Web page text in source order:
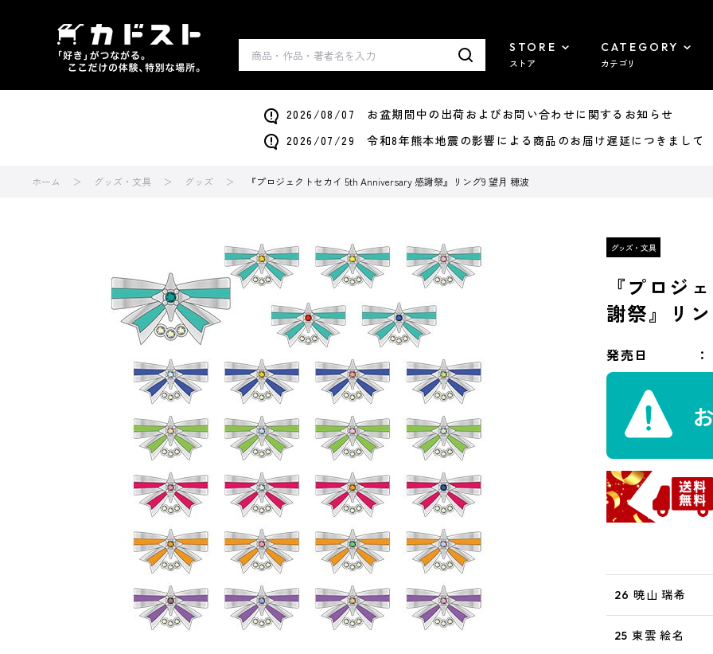
STORE
ストア
CATEGORY
カテゴリ
2026/08/07 お盆期間中の出荷およびお問い合わせに関するお知らせ
2026/07/29 令和8年熊本地震の影響による商品のお届け遅延につきまして
ホーム グッズ・文具 グッズ 『プロジェクトセカイ 5th Anniversary 感謝祭』リング9 望月 穂波
『プロジ
謝祭』リ
発売日
26 暁山 瑞希
25 東雲 絵名